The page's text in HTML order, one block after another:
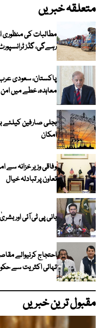
متعلقہ خبریں
مطالبات کی منظوری
رہےگی، گڈز
پاکستان، سعودی
معاہدہ، خطے میں
بجلی صارفین کیلئے
امکان
وفاقی وزیر خزانہ سے
تعاون پر تبادلہ خیال
بانی پی ٹی آئی اور
احتجاج کرنیوالے
تہائی اکثریت سے
مقبول ترین خبریں